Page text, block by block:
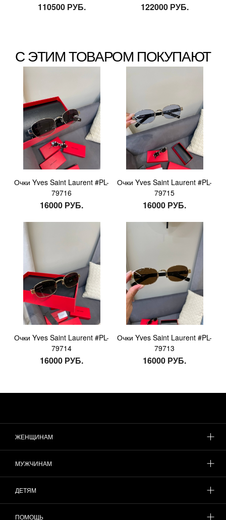
110500 РУБ. 122000 РУБ.
С ЭТИМ ТОВАРОМ ПОКУПАЮТ
Очки Yves Saint Laurent #PL-
79716
16000 РУБ.
Очки Yves Saint Laurent #PL-
79715
16000 РУБ.
Очки Yves Saint Laurent #PL-
79714
16000 РУБ.
Очки Yves Saint Laurent #PL-
79713
16000 РУБ.
ЖЕНЩИНАМ
МУЖЧИНАМ
ДЕТЯМ
ПОМОЩЬ